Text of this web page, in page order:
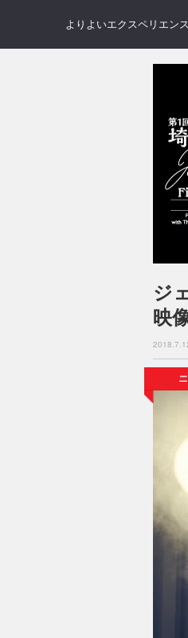
ジ
映
よりよいエクスペリエン